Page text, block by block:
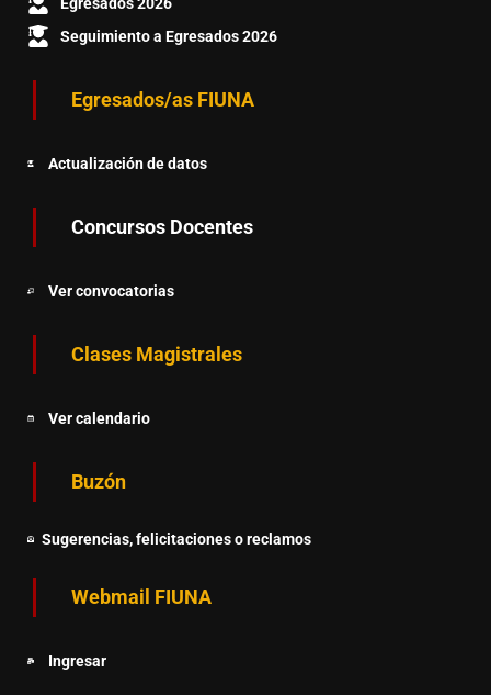
Seguimiento a Egresados 2026
Egresados/as FIUNA
Actualización de datos
Concursos Docentes
Ver convocatorias
Clases Magistrales
Ver calendario
Buzón
Sugerencias, felicitaciones o reclamos
Webmail FIUNA
Ingresar